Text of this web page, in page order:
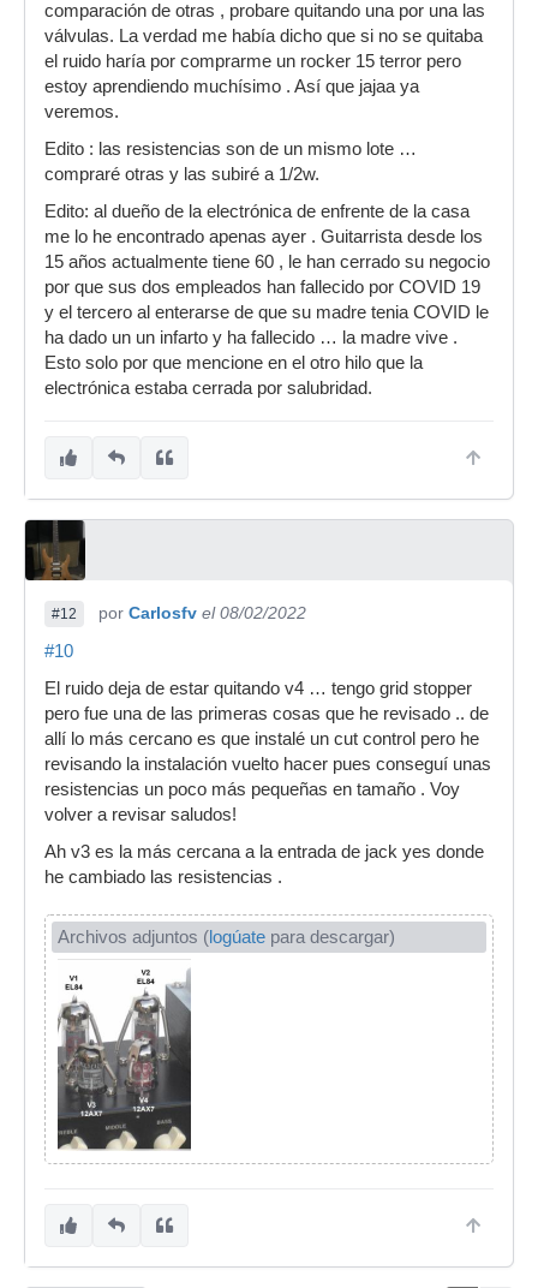
comparación de otras , probare quitando una por una las
válvulas. La verdad me había dicho que si no se quitaba
el ruido haría por comprarme un rocker 15 terror pero
estoy aprendiendo muchísimo . Así que jajaa ya
veremos.
Edito : las resistencias son de un mismo lote …
compraré otras y las subiré a 1/2w.
Edito: al dueño de la electrónica de enfrente de la casa
me lo he encontrado apenas ayer . Guitarrista desde los
15 años actualmente tiene 60 , le han cerrado su negocio
por que sus dos empleados han fallecido por COVID 19
y el tercero al enterarse de que su madre tenia COVID le
ha dado un un infarto y ha fallecido … la madre vive .
Esto solo por que mencione en el otro hilo que la
electrónica estaba cerrada por salubridad.
#12 por Carlosfv el 08/02/2022
#10
El ruido deja de estar quitando v4 … tengo grid stopper
pero fue una de las primeras cosas que he revisado .. de
allí lo más cercano es que instalé un cut control pero he
revisando la instalación vuelto hacer pues conseguí unas
resistencias un poco más pequeñas en tamaño . Voy
volver a revisar saludos!
Ah v3 es la más cercana a la entrada de jack yes donde
he cambiado las resistencias .
Archivos adjuntos (logúate para descargar)